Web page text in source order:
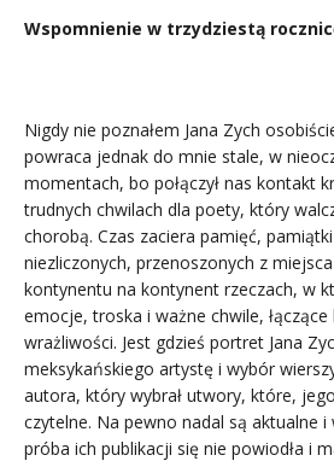
Wspomnienie w trzydziestą
Nigdy nie poznałem Jana Zych
powraca jednak do mnie stale, w
momentach, bo połączył nas kontakt
trudnych chwilach dla poety, który
chorobą. Czas zaciera pamięć,
niezliczonych, przenoszonych z
kontynentu na kontynent rzeczach, w
emocje, troska i ważne chwile,
wrażliwości. Jest gdzieś portret Jana
meksykańskiego artystę i wybór
autora, który wybrał utwory, które,
czytelne. Na pewno nadal są aktualne
próba ich publikacji się nie powiodła i